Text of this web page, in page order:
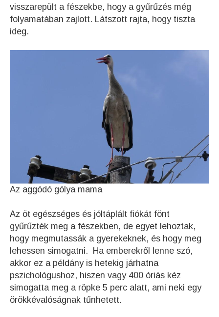
visszarepült a fészekbe, hogy a gyűrűzés még
folyamatában zajlott. Látszott rajta, hogy tiszta
ideg.
Az aggódó gólya mama
Az öt egészséges és jóltáplált fiókát fönt
gyűrűzték meg a fészekben, de egyet lehoztak,
hogy megmutassák a gyerekeknek, és hogy meg
lehessen simogatni. Ha emberekről lenne szó,
akkor ez a példány is hetekig járhatna
pszichológushoz, hiszen vagy 400 óriás kéz
simogatta meg a röpke 5 perc alatt, ami neki egy
örökkévalóságnak tűnhetett.